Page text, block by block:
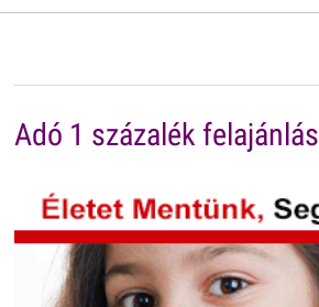
Adó 1 százalék felajánlás